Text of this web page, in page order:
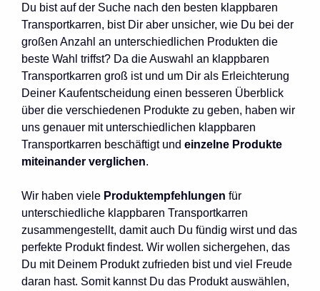
Du bist auf der Suche nach den besten klappbaren
Transportkarren, bist Dir aber unsicher, wie Du bei der
großen Anzahl an unterschiedlichen Produkten die
beste Wahl triffst? Da die Auswahl an klappbaren
Transportkarren groß ist und um Dir als Erleichterung
Deiner Kaufentscheidung einen besseren Überblick
über die verschiedenen Produkte zu geben, haben wir
uns genauer mit unterschiedlichen klappbaren
Transportkarren beschäftigt und einzelne Produkte
miteinander verglichen.
Wir haben viele Produktempfehlungen für
unterschiedliche klappbaren Transportkarren
zusammengestellt, damit auch Du fündig wirst und das
perfekte Produkt findest. Wir wollen sichergehen, das
Du mit Deinem Produkt zufrieden bist und viel Freude
daran hast. Somit kannst Du das Produkt auswählen,